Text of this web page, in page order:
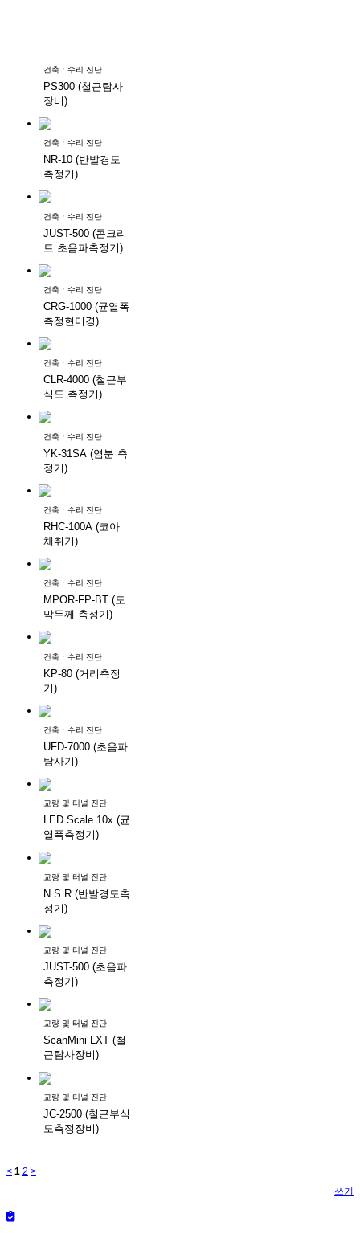
건축ㆍ수리 진단
PS300 (철근탐사
장비)
건축ㆍ수리 진단
NR-10 (반발경도
측정기)
건축ㆍ수리 진단
JUST-500 (콘크리
트 초음파측정기)
건축ㆍ수리 진단
CRG-1000 (균열폭
측정현미경)
건축ㆍ수리 진단
CLR-4000 (철근부
식도 측정기)
건축ㆍ수리 진단
YK-31SA (염분 측
정기)
건축ㆍ수리 진단
RHC-100A (코아
채취기)
건축ㆍ수리 진단
MPOR-FP-BT (도
막두께 측정기)
건축ㆍ수리 진단
KP-80 (거리측정
기)
건축ㆍ수리 진단
UFD-7000 (초음파
탐사기)
교량 및 터널 진단
LED Scale 10x (균
열폭측정기)
교량 및 터널 진단
N S R (반발경도측
정기)
교량 및 터널 진단
JUST-500 (초음파
측정기)
교량 및 터널 진단
ScanMini LXT (철
근탐사장비)
교량 및 터널 진단
JC-2500 (철근부식
도측정장비)
< 1 2 >
쓰기